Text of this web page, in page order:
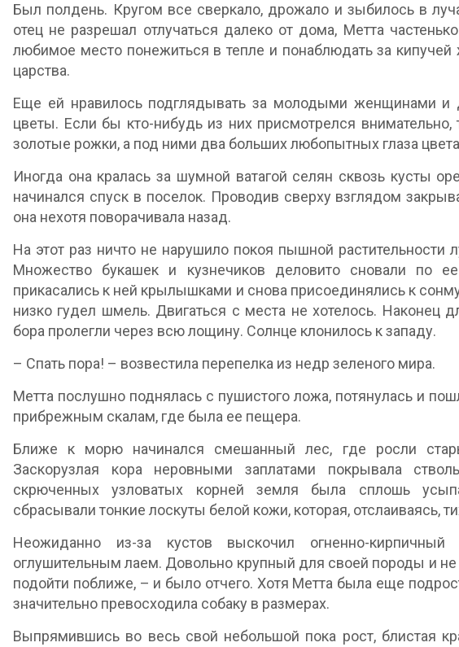
Был полдень. Кругом все сверкало, дрожало и зыбилось в
отец не разрешал отлучаться далеко от дома, Метта
любимое место понежиться в тепле и понаблюдать за кипучей
царства.
Еще ей нравилось подглядывать за молодыми женщинами и
цветы. Если бы кто-нибудь из них присмотрелся
золотые рожки, а под ними два больших любопытных глаза цвета
Иногда она кралась за шумной ватагой селян сквозь кусты
начинался спуск в поселок. Проводив сверху взглядом
она нехотя поворачивала назад.
На этот раз ничто не нарушило покоя пышной растительности
Множество букашек и кузнечиков деловито сновали по
прикасались к ней крылышками и снова присоединялись к
низко гудел шмель. Двигаться с места не хотелось. Наконец
бора пролегли через всю лощину. Солнце клонилось к западу.
– Спать пора! – возвестила перепелка из недр зеленого мира.
Метта послушно поднялась с пушистого ложа, потянулась и
прибрежным скалам, где была ее пещера.
Ближе к морю начинался смешанный лес, где росли
Заскорузлая кора неровными заплатами покрывала
скрюченных узловатых корней земля была сплошь
сбрасывали тонкие лоскуты белой кожи, которая, отслаиваясь,
Неожиданно из-за кустов выскочил огненно-
оглушительным лаем. Довольно крупный для своей породы и
подойти поближе, – и было отчего. Хотя Метта была еще
значительно превосходила собаку в размерах.
Выпрямившись во весь свой небольшой пока рост, блистая